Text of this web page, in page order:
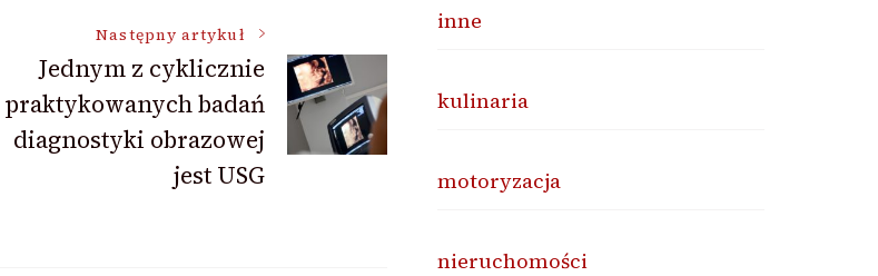
Następny artykuł
Jednym z cyklicznie
praktykowanych badań
diagnostyki obrazowej
jest USG
inne
kulinaria
motoryzacja
nieruchomości